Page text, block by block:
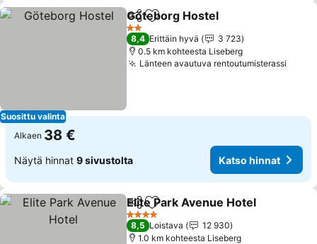
Suosittu valinta
Jaa Lisää suosikkeihin
Göteborg Hostel
2 Tähtiluokitus
8,4 Erittäin hyvä
3 723
0.5 km kohteesta Liseberg
Länteen avautuva rentoutumisterassi
Alkaen 38 €
Näytä hinnat 9 sivustolta Katso hinnat
Jaa Lisää suosikkeihin
Elite Park Avenue Hotel
4 Tähtiluokitus
8,5 Loistava
12 930
1.0 km kohteesta Liseberg